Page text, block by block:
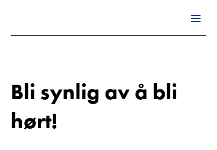
Bli synlig av å bli
hørt!